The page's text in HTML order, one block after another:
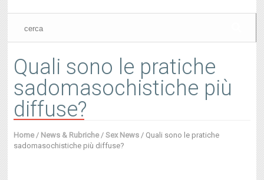
Quali sono le pratiche
sadomasochistiche più
diffuse?
Home / News & Rubriche /Sex News / Quali sono le pratiche
sadomasochistiche più diffuse?